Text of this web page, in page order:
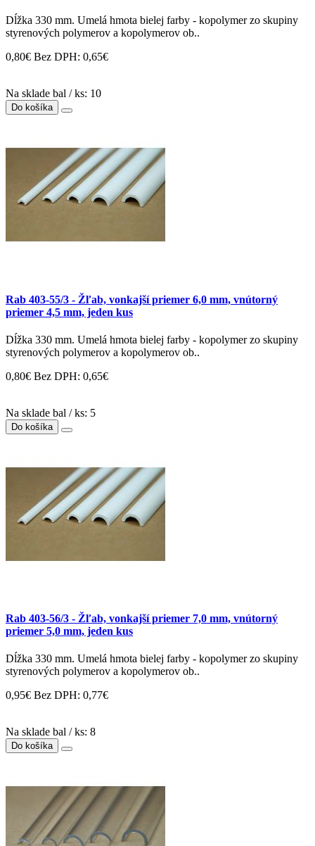
Dĺžka 330 mm. Umelá hmota bielej farby - kopolymer zo skupiny
styrenových polymerov a kopolymerov ob..
0,80€ Bez DPH: 0,65€
Na sklade bal / ks: 10
Do košíka
Rab 403-55/3 - Žľab, vonkajší priemer 6,0 mm, vnútorný
priemer 4,5 mm, jeden kus
Dĺžka 330 mm. Umelá hmota bielej farby - kopolymer zo skupiny
styrenových polymerov a kopolymerov ob..
0,80€ Bez DPH: 0,65€
Na sklade bal / ks: 5
Do košíka
Rab 403-56/3 - Žľab, vonkajší priemer 7,0 mm, vnútorný
priemer 5,0 mm, jeden kus
Dĺžka 330 mm. Umelá hmota bielej farby - kopolymer zo skupiny
styrenových polymerov a kopolymerov ob..
0,95€ Bez DPH: 0,77€
Na sklade bal / ks: 8
Do košíka